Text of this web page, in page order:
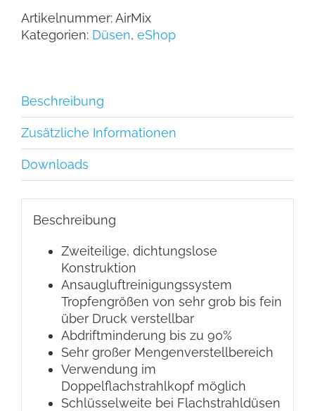
Artikelnummer:AirMix
Kategorien: Düsen, eShop
Beschreibung
Zusätzliche Informationen
Downloads
Beschreibung
Zweiteilige, dichtungslose
Konstruktion
Ansaugluftreinigungssystem
Tropfengrößen von sehr grob bis fein
über Druck verstellbar
Abdriftminderung bis zu 90%
Sehr großer Mengenverstellbereich
Verwendung im
Doppelflachstrahlkopf möglich
Schlüsselweite bei Flachstrahldüsen